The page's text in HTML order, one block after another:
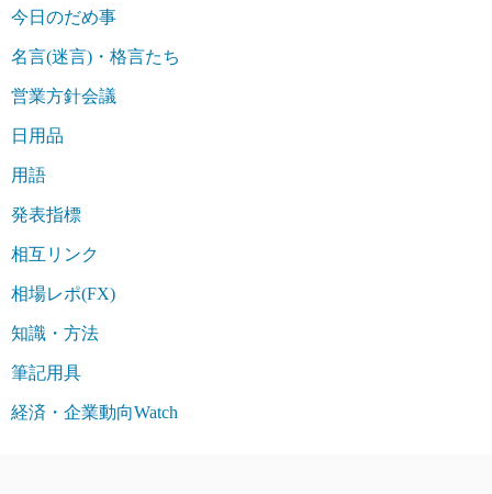
今日のだめ事
名言(迷言)・格言たち
営業方針会議
日用品
用語
発表指標
相互リンク
相場レポ(FX)
知識・方法
筆記用具
経済・企業動向Watch